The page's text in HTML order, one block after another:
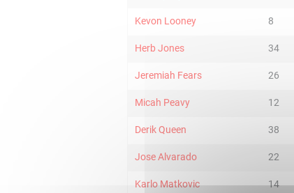
Kevon Looney 8
Herb Jones 34
Jeremiah Fears 26
Micah Peavy 12
Derik Queen 38
Jose Alvarado 22
Karlo Matkovic 14